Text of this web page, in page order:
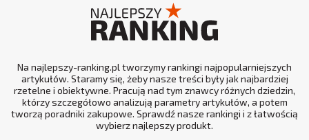
Na najlepszy-ranking.pl tworzymy rankingi najpopularniejszych
artykułów. Staramy się, żeby nasze treści były jak najbardziej
rzetelne i obiektywne. Pracują nad tym znawcy różnych dziedzin,
którzy szczegółowo analizują parametry artykułów, a potem
tworzą poradniki zakupowe. Sprawdź nasze rankingi i z łatwością
wybierz najlepszy produkt.